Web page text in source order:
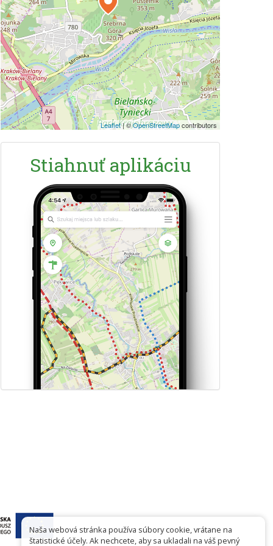
Leaflet|©OpenStreetMapcontributors
Stiahnuť aplikáciu
Naša webová stránka používa súbory cookie, vrátane na
štatistické účely. Ak nechcete, aby sa ukladali na váš pevný